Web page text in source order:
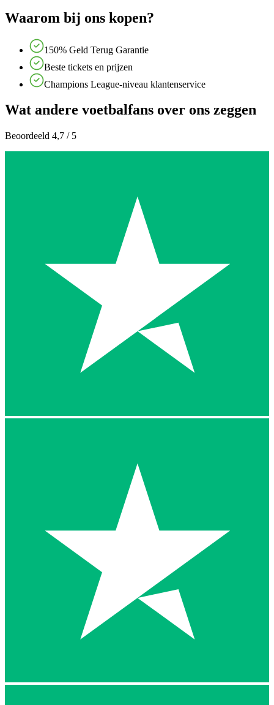
Waarom bij ons kopen?
150% Geld Terug Garantie
Beste tickets en prijzen
Champions League-niveau klantenservice
Wat andere voetbalfans over ons zeggen
Beoordeeld 4,7 / 5